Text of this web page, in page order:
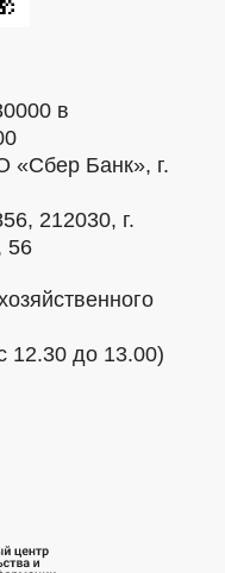
в
«Сбер Банк», г.
212030, г.
56
12.30 до 13.00)